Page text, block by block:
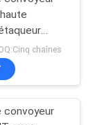
53
carte nue
de
PCB
de
chaînes
convoyeur